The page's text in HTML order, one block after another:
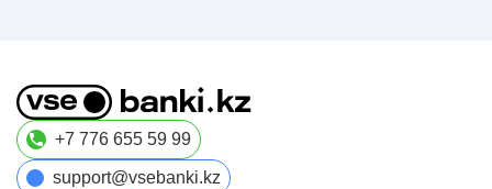
+7 776 655 59 99
support@vsebanki.kz